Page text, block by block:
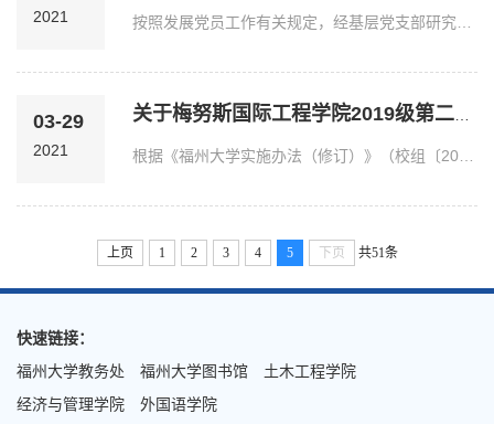
2021
03-29
2021
上页 1 2 3 4 5 下页 共51条
快速链接：
福州大学教务处
福州大学图书馆
土木工程学院
经济与管理学院
外国语学院